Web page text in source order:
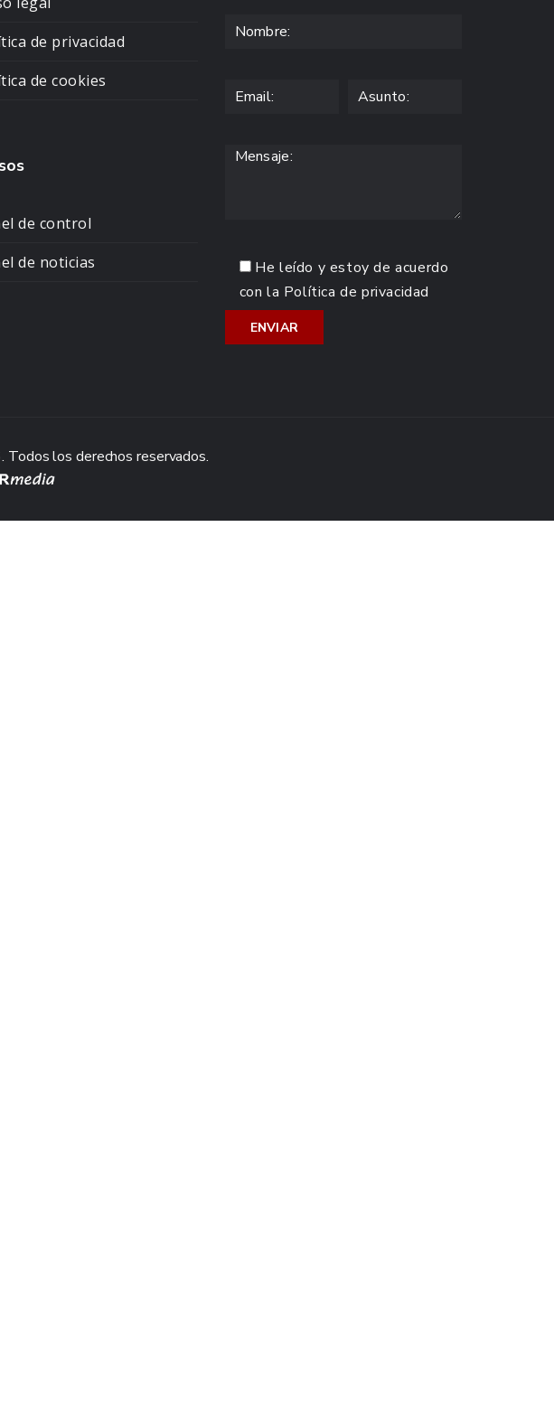
de privacidad
de cookies
de control
de noticias
He leído y estoy de acuerdo
con la Política de privacidad
los derechos reservados.